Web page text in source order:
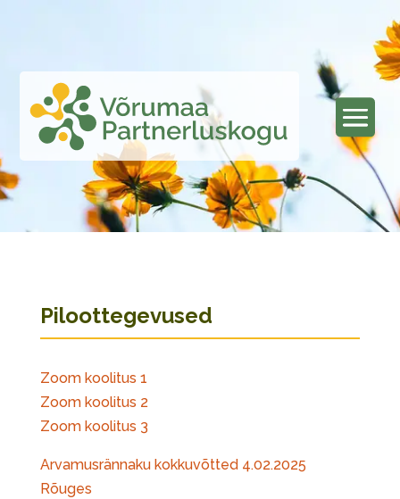
Piloottegevused
Zoom koolitus 1
Zoom koolitus 2
Zoom koolitus 3
Arvamusrännaku kokkuvõtted 4.02.2025
Rõuges